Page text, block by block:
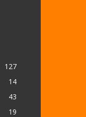
127
14
43
19